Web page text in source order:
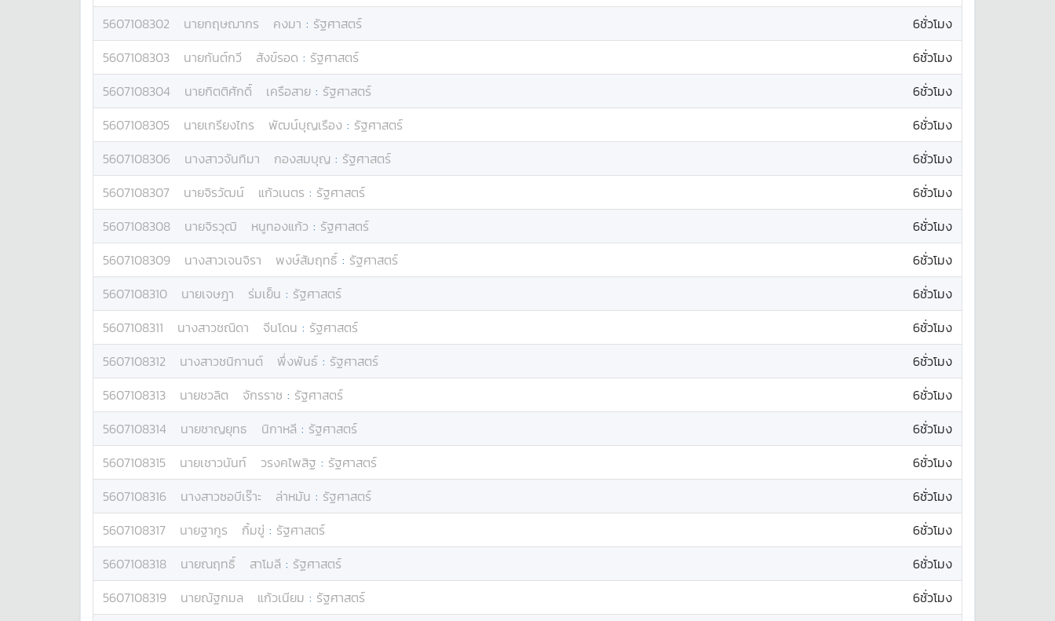
5607108302
นายกฤษฌากร คงมา : รัฐศาสตร์
6ชั่วโมง
5607108303
นายกันต์กวี สังข์รอด : รัฐศาสตร์
6ชั่วโมง
5607108304
นายกิตติศักดิ์ เครือสาย : รัฐศาสตร์
6ชั่วโมง
5607108305
นายเกรียงไกร พัฒน์บุญเรือง : รัฐศาสตร์
6ชั่วโมง
5607108306
นางสาวจันทิมา กองสมบุญ : รัฐศาสตร์
6ชั่วโมง
5607108307
นายจิรวัฒน์ แก้วเนตร : รัฐศาสตร์
6ชั่วโมง
5607108308
นายจิรวุฒิ หนูทองแก้ว : รัฐศาสตร์
6ชั่วโมง
5607108309
นางสาวเจนจิรา พงษ์สัมฤทธิ์ : รัฐศาสตร์
6ชั่วโมง
5607108310
นายเจษฎา ร่มเย็น : รัฐศาสตร์
6ชั่วโมง
5607108311
นางสาวชณิดา จีนโดน : รัฐศาสตร์
6ชั่วโมง
5607108312
นางสาวชนิกานต์ พึ่งพันธ์ : รัฐศาสตร์
6ชั่วโมง
5607108313
นายชวลิต จักรราช : รัฐศาสตร์
6ชั่วโมง
5607108314
นายชาญยุทธ นิกาหลี : รัฐศาสตร์
6ชั่วโมง
5607108315
นายเชาวนันท์ วรงคไพสิฐ : รัฐศาสตร์
6ชั่วโมง
5607108316
นางสาวซอบีเร๊าะ ล่าหมัน : รัฐศาสตร์
6ชั่วโมง
5607108317
นายฐากูร กิ้มขู่ : รัฐศาสตร์
6ชั่วโมง
5607108318
นายณฤทธิ์ สาโมลี : รัฐศาสตร์
6ชั่วโมง
5607108319
นายณัฐกมล แก้วเนียม : รัฐศาสตร์
6ชั่วโมง